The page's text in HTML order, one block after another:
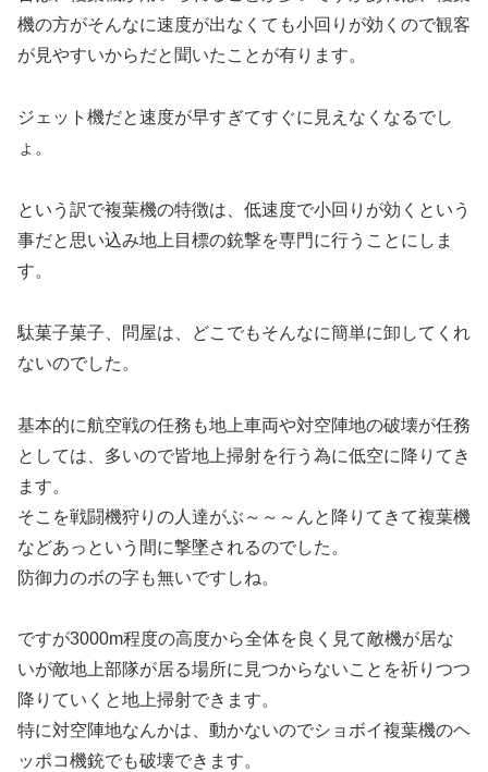
機の方がそんなに速度が出なくても小回りが効くので観客
が見やすいからだと聞いたことが有ります。
ジェット機だと速度が早すぎてすぐに見えなくなるでし
ょ。
という訳で複葉機の特徴は、低速度で小回りが効くという
事だと思い込み地上目標の銃撃を専門に行うことにしま
す。
駄菓子菓子、問屋は、どこでもそんなに簡単に卸してくれ
ないのでした。
基本的に航空戦の任務も地上車両や対空陣地の破壊が任務
としては、多いので皆地上掃射を行う為に低空に降りてき
ます。
そこを戦闘機狩りの人達がぶ～～～んと降りてきて複葉機
などあっという間に撃墜されるのでした。
防御力のボの字も無いですしね。
ですが3000m程度の高度から全体を良く見て敵機が居な
いが敵地上部隊が居る場所に見つからないことを祈りつつ
降りていくと地上掃射できます。
特に対空陣地なんかは、動かないのでショボイ複葉機のヘ
ッポコ機銃でも破壊できます。